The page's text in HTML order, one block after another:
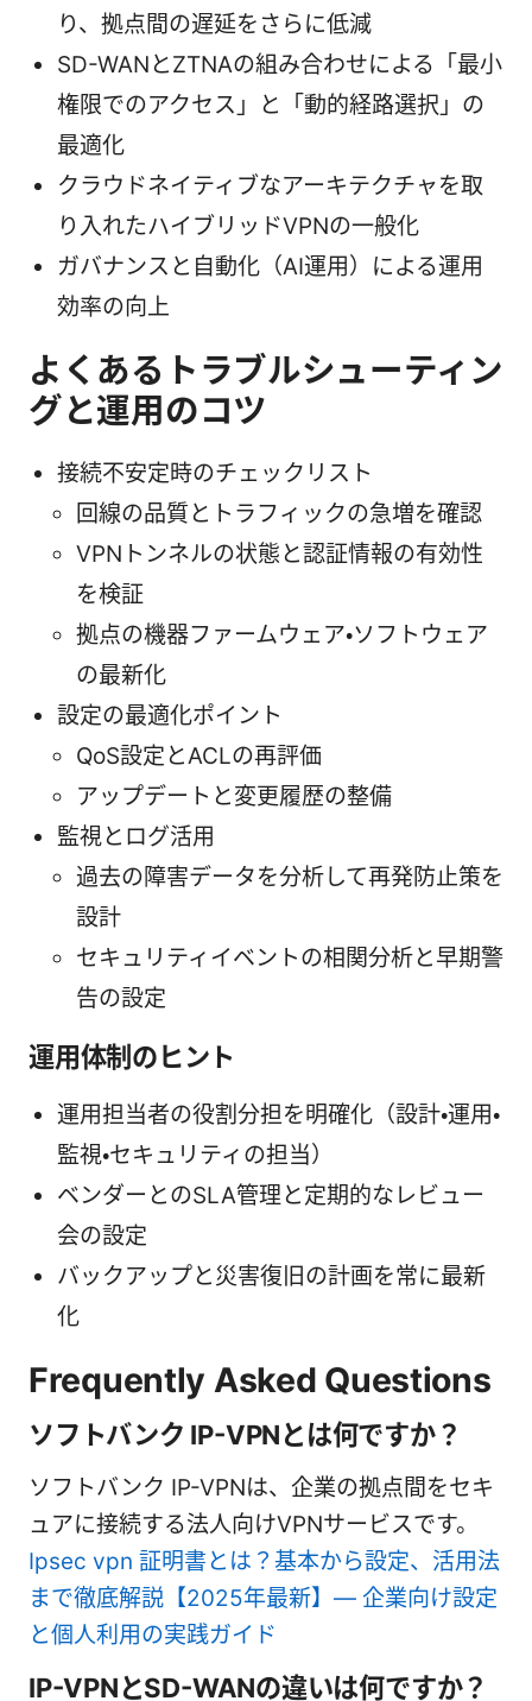
り、拠点間の遅延をさらに低減
SD-WANとZTNAの組み合わせによる「最小
権限でのアクセス」と「動的経路選択」の
最適化
クラウドネイティブなアーキテクチャを取
り入れたハイブリッドVPNの一般化
ガバナンスと自動化（AI運用）による運用
効率の向上
よくあるトラブルシューティン
グと運用のコツ
接続不安定時のチェックリスト
回線の品質とトラフィックの急増を確認
VPNトンネルの状態と認証情報の有効性
を検証
拠点の機器ファームウェア・ソフトウェア
の最新化
設定の最適化ポイント
QoS設定とACLの再評価
アップデートと変更履歴の整備
監視とログ活用
過去の障害データを分析して再発防止策を
設計
セキュリティイベントの相関分析と早期警
告の設定
運用体制のヒント
運用担当者の役割分担を明確化（設計・運用・
監視・セキュリティの担当）
ベンダーとのSLA管理と定期的なレビュー
会の設定
バックアップと災害復旧の計画を常に最新
化
Frequently Asked Questions
ソフトバンク IP-VPNとは何ですか？
ソフトバンク IP-VPNは、企業の拠点間をセキ
ュアに接続する法人向けVPNサービスです。
Ipsec vpn 証明書とは？基本から設定、活用法
まで徹底解説【2025年最新】— 企業向け設定
と個人利用の実践ガイド
IP-VPNとSD-WANの違いは何ですか？